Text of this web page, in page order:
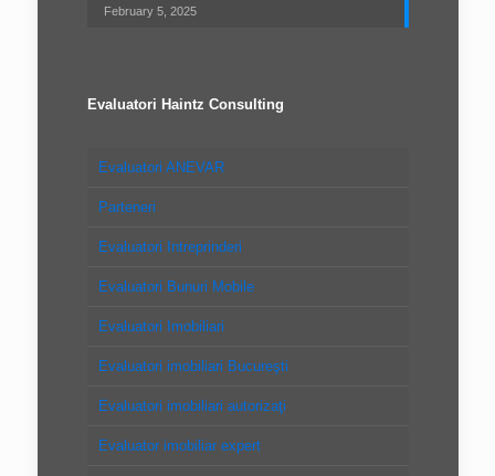
February 5, 2025
Evaluatori Haintz Consulting
Evaluatori ANEVAR
Parteneri
Evaluatori Intreprinderi
Evaluatori Bunuri Mobile
Evaluatori Imobiliari
Evaluatori imobiliari Bucureşti
Evaluatori imobiliari autorizaţi
Evaluator imobiliar expert